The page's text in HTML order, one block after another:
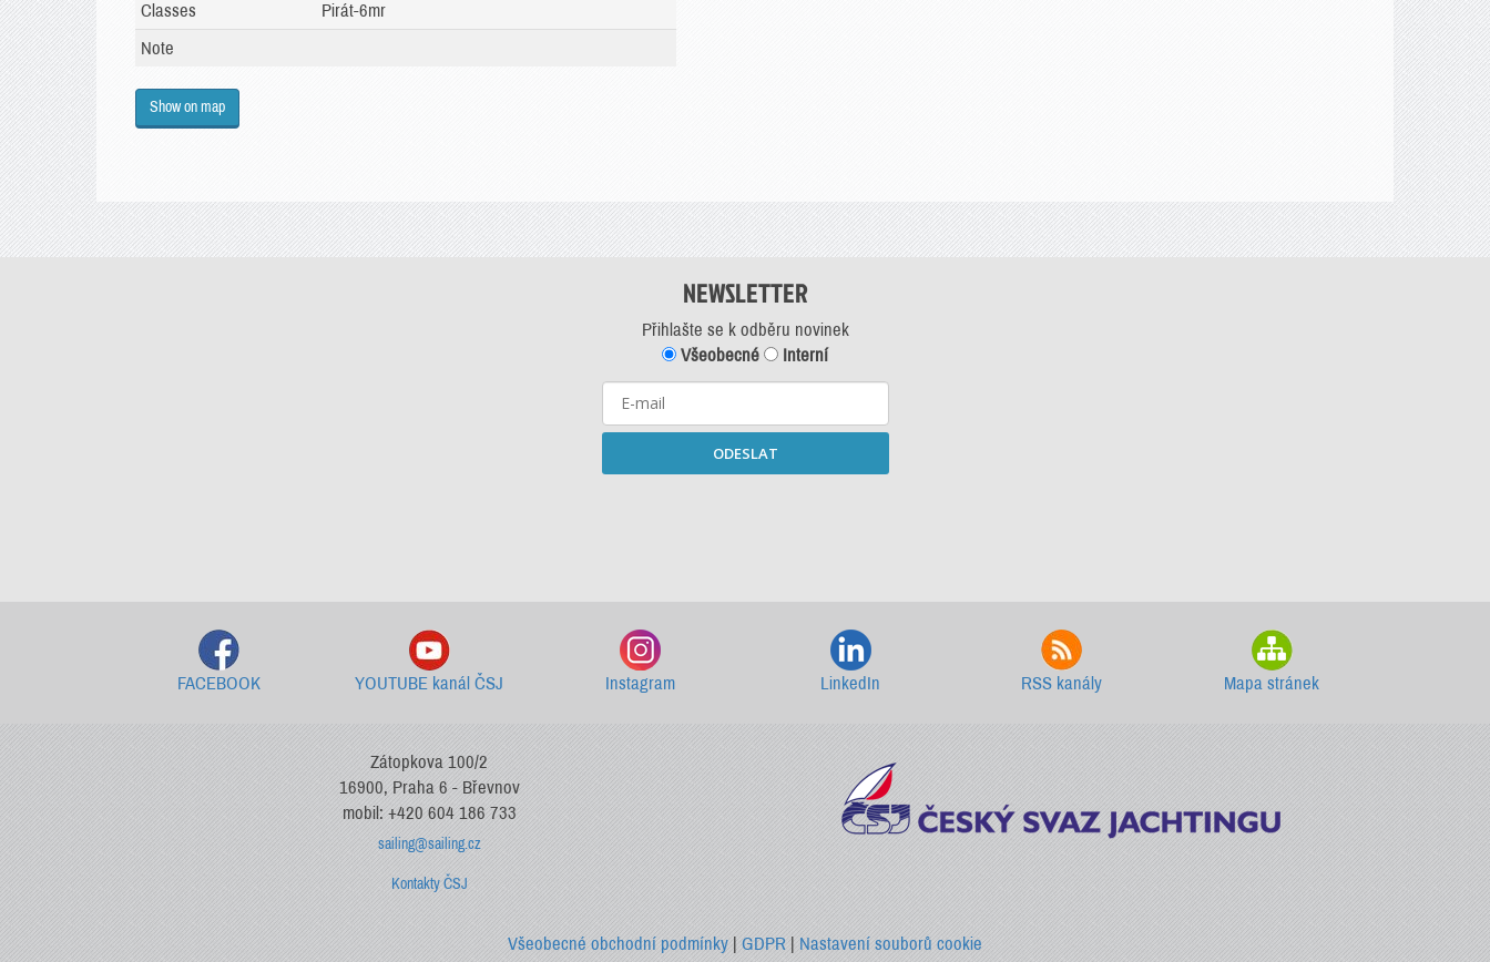
Classes
Pirát-6mr
Note
Show on map
NEWSLETTER
Přihlašte se k odběru novinek
Všeobecné
Interní
ODESLAT
FACEBOOK YOUTUBE kanál ČSJ Instagram LinkedIn RSS kanály Mapa stránek
Zátopkova 100/2
16900, Praha 6 - Břevnov
mobil: +420 604 186 733
sailing@sailing.cz
Kontakty ČSJ
Všeobecné obchodní podmínky GDPR Nastavení souborů cookie